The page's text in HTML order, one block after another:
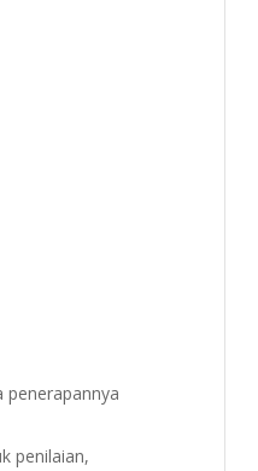
penerapannya
penilaian,